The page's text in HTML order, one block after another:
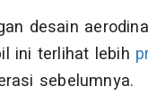
desain
ini terlihat lebih
sebelumnya.